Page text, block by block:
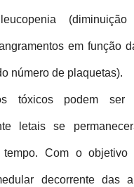
em função
número de plaquetas).
tóxicos podem ser
letais se
tempo. Com o objetivo
decorrente das